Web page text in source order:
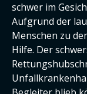
schwer im
Aufgrund der
Menschen zu
Hilfe. Der